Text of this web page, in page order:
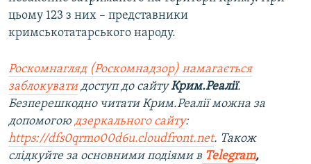
цьому 123 з них – представники
кримськотатарського народу.
Роскомнагляд (Роскомнадзор) намагається
заблокуватидоступ до сайтуКрим.Реалії.
Безперешкодно читати Крим.Реалії можна за
допомогою дзеркального сайту:
https://dfs0qrmo00d6u.cloudfront.net. Також
слідкуйте за основними подіями в Telegram,